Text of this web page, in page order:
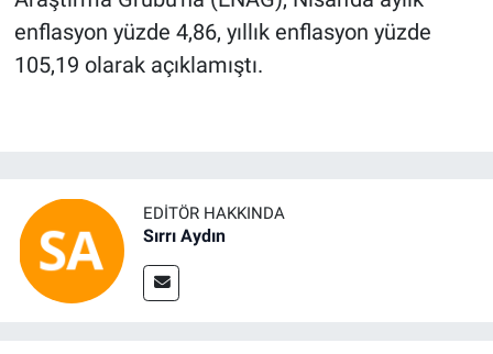
enflasyon yüzde 4,86, yıllık enflasyon yüzde
105,19 olarak açıklamıştı.
EDITÖR HAKKINDA
Sırrı Aydın